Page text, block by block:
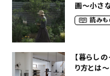
画〜小さ
（
読みも
【暮らし
り方とは